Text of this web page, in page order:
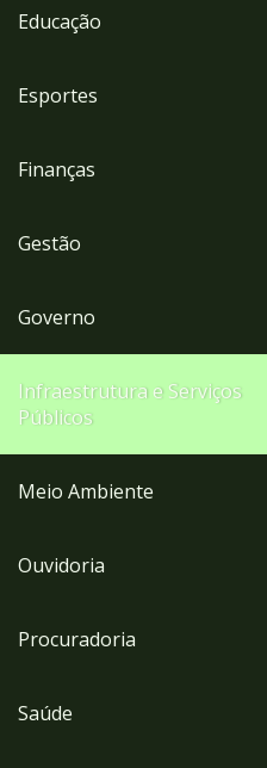
Educação
Esportes
Finanças
Gestão
Governo
Infraestrutura e Serviços
Públicos
Meio Ambiente
Ouvidoria
Procuradoria
Saúde